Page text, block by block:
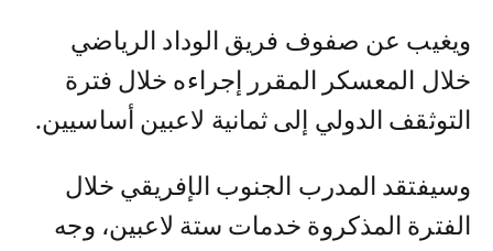
ويغيب عن صفوف فريق الوداد الرياضي
خلال المعسكر المقرر إجراءه خلال فترة
التوثقف الدولي إلى ثمانية لاعبين أساسيين.
وسيفتقد المدرب الجنوب الإفريقي خلال
الفترة المذكروة خدمات ستة لاعبين، وجه